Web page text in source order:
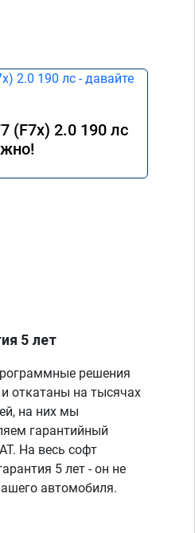
(F7x) 2.0 190 лс
5 лет
решения
откатаны на тысячах
на них мы
гарантийный
На весь софт
5 лет - он не
автомобиля.